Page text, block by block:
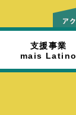
支援事業
mais Latino